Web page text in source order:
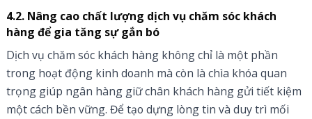
4.2. Nâng cao chất lượng dịch vụ chăm sóc khách
hàng để gia tăng sự gắn bó
Dịch vụ chăm sóc khách hàng không chỉ là một phần
trong hoạt động kinh doanh mà còn là chìa khóa quan
trọng giúp ngân hàng giữ chân khách hàng gửi tiết kiệm
một cách bền vững. Để tạo dựng lòng tin và duy trì mối